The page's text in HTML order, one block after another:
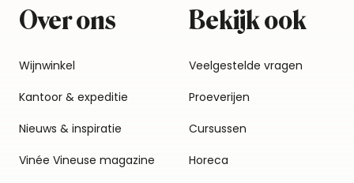
Over ons
Wijnwinkel
Kantoor & expeditie
Nieuws & inspiratie
Vinée Vineuse magazine
Bekijk ook
Veelgestelde vragen
Proeverijen
Cursussen
Horeca